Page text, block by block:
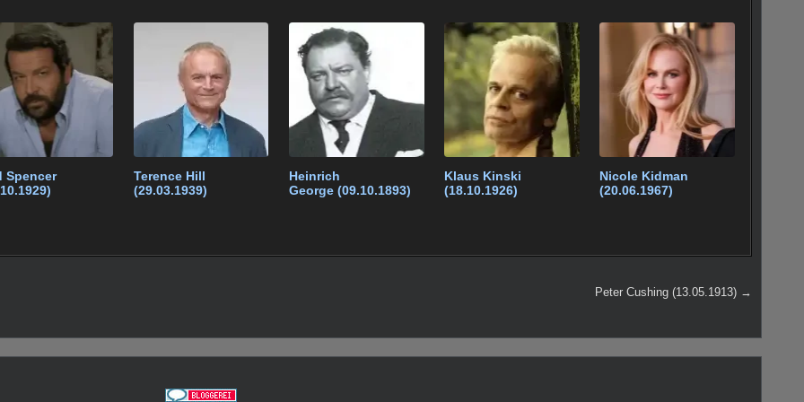
gr
a
m
e
n
Spencer
Terence Hill
(29.03.1939)
Heinrich
George (09.10.1893)
Klaus Kinski
(18.10.1926)
Nicole Kidman
(20.06.1967)
Peter Cushing (13.05.1913) →